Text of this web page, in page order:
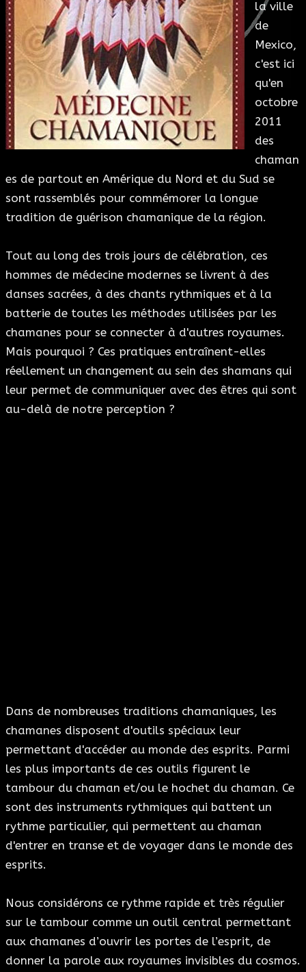
ESOTÉRISME
SECTES
BLOG
A PROPOS
la ville
de
Mexico,
c'est ici
qu'en
octobre
2011
des
chaman
es de partout en Amérique du Nord et du Sud se
sont rassemblés pour commémorer la longue
tradition de guérison chamanique de la région.
Tout au long des trois jours de célébration, ces
hommes de médecine modernes se livrent à des
danses sacrées, à des chants rythmiques et à la
batterie de toutes les méthodes utilisées par les
chamanes pour se connecter à d'autres royaumes.
Mais pourquoi ? Ces pratiques entraînent-elles
réellement un changement au sein des shamans qui
leur permet de communiquer avec des êtres qui sont
au-delà de notre perception ?
Dans de nombreuses traditions chamaniques, les
chamanes disposent d'outils spéciaux leur
permettant d'accéder au monde des esprits. Parmi
les plus importants de ces outils figurent le
tambour du chaman et/ou le hochet du chaman. Ce
sont des instruments rythmiques qui battent un
rythme particulier, qui permettent au chaman
d'entrer en transe et de voyager dans le monde des
esprits.
Nous considérons ce rythme rapide et très régulier
sur le tambour comme un outil central permettant
aux chamanes d’ouvrir les portes de l’esprit, de
donner la parole aux royaumes invisibles du cosmos.